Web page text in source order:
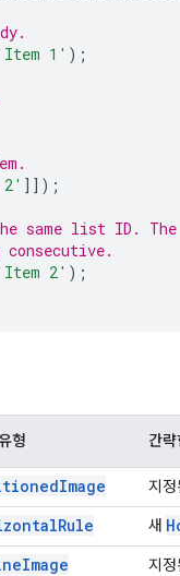
1' );
]]);
same list ID.
2' );
형 간략
Image 지정
Rule 새
Image 지정